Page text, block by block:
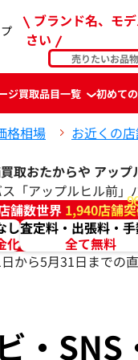
ブランド名、モ
さい
ジ買取品目一覧 初めて
格相場 お近くの
取おたからや アップ
「アップルヒル前」
舗数世界 1,940店舗
し
化
査定料・出張料・
全て無料
から5月31日までの
・SNS